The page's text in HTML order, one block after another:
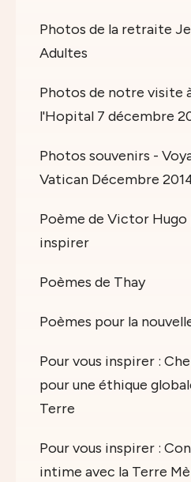
Photos de la retraite
Adultes
Photos de notre visite
l'Hopital 7 décembre
Photos souvenirs -
Vatican Décembre
Poème de Victor Hugo
inspirer
Poèmes de Thay
Poèmes pour la
Pour vous inspirer :
pour une éthique
Terre
Pour vous inspirer :
intime avec la Terre